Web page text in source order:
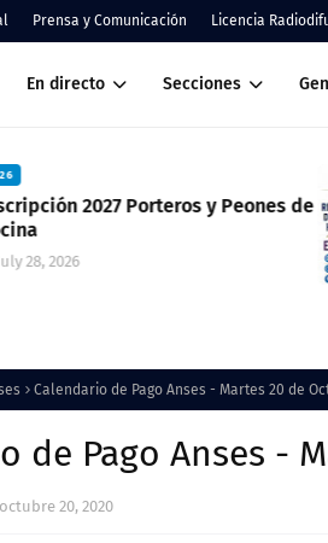
Prensa y Comunicación Licencia
En directo Secciones
2027 Porteros y Peones de
28, 2026
Calendario de Pago Anses - Martes 20 de
de Pago Anses -
octubre 20, 2020